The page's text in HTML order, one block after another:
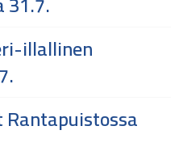
illallinen